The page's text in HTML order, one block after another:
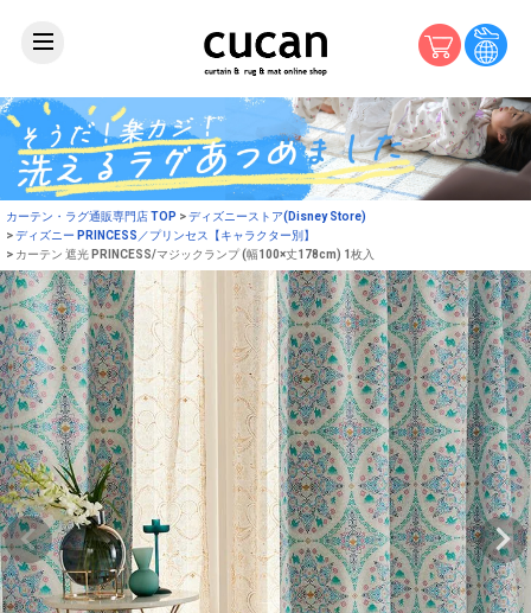
カーテン・ラグ通販専門店 TOP
ディズニーストア(Disney Store)
ディズニー PRINCESS／プリンセス【キャラクター別】
カーテン 遮光 PRINCESS/マジックランプ (幅100×丈178cm) 1枚入